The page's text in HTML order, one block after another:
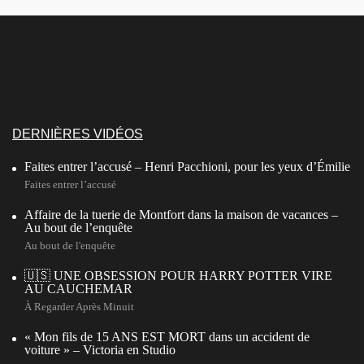
DERNIÈRES VIDÉOS
Faites entrer l’accusé – Henri Pacchioni, pour les yeux d’Émilie
Faites entrer l’accusé
Affaire de la tuerie de Montfort dans la maison de vacances –
Au bout de l’enquête
Au bout de l'enquête
🇺🇸 UNE OBSESSION POUR HARRY POTTER VIRE
AU CAUCHEMAR
À Regarder Après Minuit
« Mon fils de 15 ANS EST MORT dans un accident de
voiture » – Victoria en Studio